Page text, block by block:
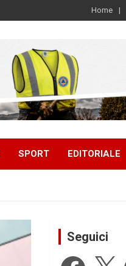
Home
SPORT EDITORIALE
Seguici
Facebook
X